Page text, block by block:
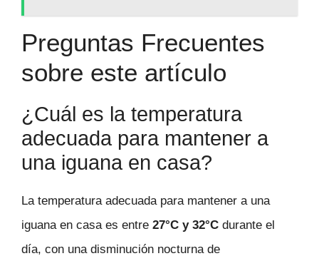
Preguntas Frecuentes
sobre este artículo
¿Cuál es la temperatura
adecuada para mantener a
una iguana en casa?
La temperatura adecuada para mantener a una
iguana en casa es entre 27°C y 32°C durante el
día, con una disminución nocturna de